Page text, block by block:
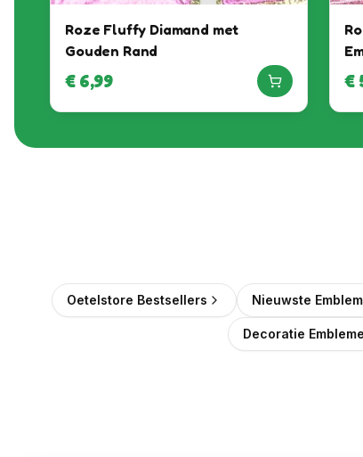
Roze Fluffy Diamand met
Gouden Rand
€ 6,99 €
Oetelstore Bestsellers Nieuwste
Decoratie